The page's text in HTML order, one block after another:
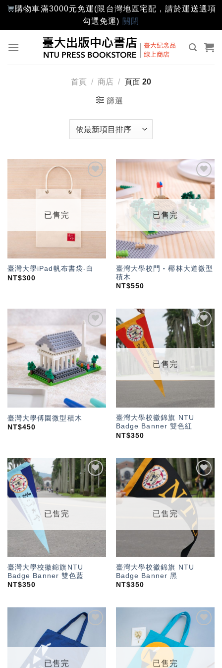
購物車滿3000元免運(限台灣地區宅配，請於運送選項
勾選免運) 關閉
首頁 / 商店 / 頁面 20
篩選
望輕
已售完
臺灣大學iPad帆布書袋-白
NT$300
加入
「願
望輕
已售完
臺灣大學校門‧椰林大道微型
積木
NT$550
加入
「願
望輕
單」
臺灣大學傅園微型積木
NT$450
加入
「願
望輕
已售完
臺灣大學校徽錦旗 NTU
Badge Banner 雙色紅
NT$350
加入
「願
望輕
已售完
臺灣大學校徽錦旗NTU
Badge Banner 雙色藍
NT$350
加入
「願
望輕
已售完
臺灣大學校徽錦旗 NTU
Badge Banner 黑
NT$350
望輕
單」
已售完
望輕
已售完